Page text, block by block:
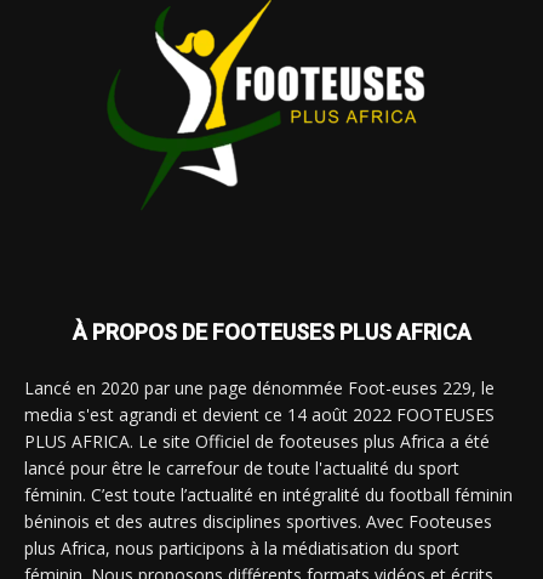
À PROPOS DE FOOTEUSES PLUS AFRICA
Lancé en 2020 par une page dénommée Foot-euses 229, le
media s'est agrandi et devient ce 14 août 2022 FOOTEUSES
PLUS AFRICA. Le site Officiel de footeuses plus Africa a été
lancé pour être le carrefour de toute l'actualité du sport
féminin. C’est toute l’actualité en intégralité du football féminin
béninois et des autres disciplines sportives. Avec Footeuses
plus Africa, nous participons à la médiatisation du sport
féminin. Nous proposons différents formats vidéos et écrits